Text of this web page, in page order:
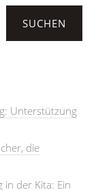
SUCHEN
Unterstützung
die
der Kita: Ein